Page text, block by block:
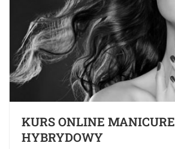
KURS ONLINE MANICURE
HYBRYDOWY